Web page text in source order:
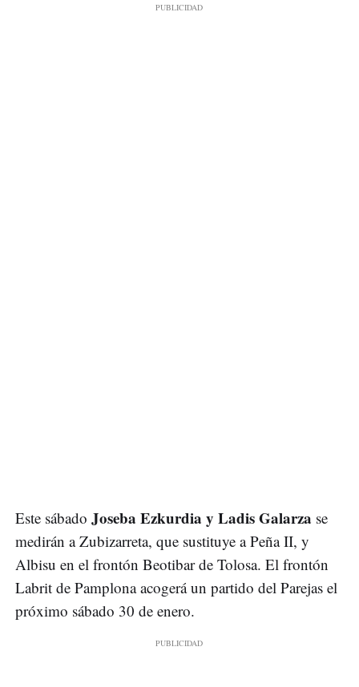
Este sábado Joseba Ezkurdia y Ladis Galarza se
medirán a Zubizarreta, que sustituye a Peña II, y
Albisu en el frontón Beotibar de Tolosa. El frontón
Labrit de Pamplona acogerá un partido del Parejas el
próximo sábado 30 de enero.